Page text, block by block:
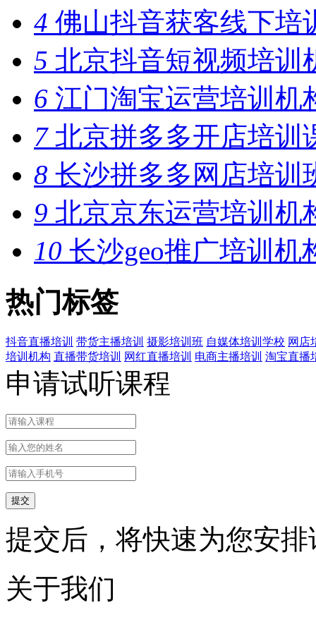
4 佛山抖音获客线下培
5 北京抖音短视频培训
6 江门淘宝运营培训机
7北京拼多多开店培训
8 长沙拼多多网店培训
9 北京京东运营培训机
10 长沙geo推广培训机
热门标签
抖音直播培训 带货主播培训 摄影培训班 自媒体培训学校 网店
培训机构 直播带货培训 网红直播培训 电商主播培训 淘宝直播
申请试听课程
提交后，将快速为您安
关于我们